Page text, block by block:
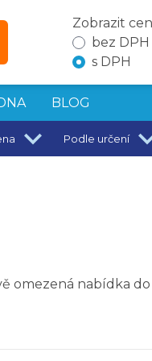
Zobrazit
bez DPH
s DPH
BLOG
Podle určení
omezená nabídka